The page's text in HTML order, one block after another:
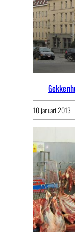
10 januari 2013